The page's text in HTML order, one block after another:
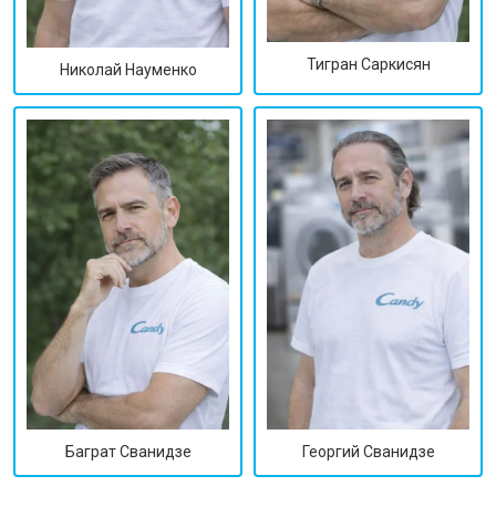
Николай Науменко Тигран Саркисян
Баграт Сванидзе Георгий Сванидзе